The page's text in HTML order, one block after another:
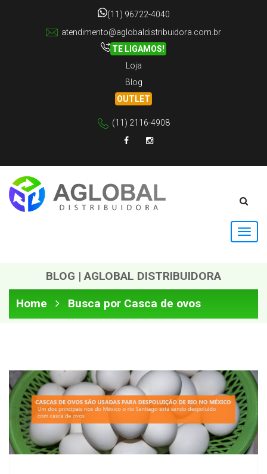
(11) 96722-4040
atendimento@aglobaldistribuidora.com.br
TE LIGAMOS!
Loja
Blog
OUTLET
(11) 2116-4908
BLOG | AGLOBAL DISTRIBUIDORA
Home
Busca por Casca de ovos